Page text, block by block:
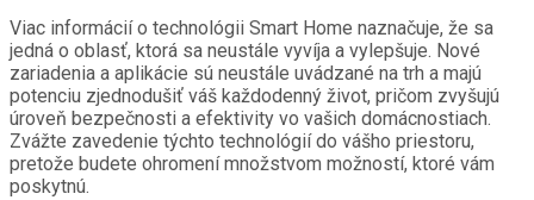
Viac informácií o technológii Smart Home naznačuje, že sa
jedná o oblasť, ktorá sa neustále vyvíja a vylepšuje. Nové
zariadenia a aplikácie sú neustále uvádzané na trh a majú
potenciu zjednodušiť váš každodenný život, pričom zvyšujú
úroveň bezpečnosti a efektivity vo vašich domácnostiach.
Zvážte zavedenie týchto technológií do vášho priestoru,
pretože budete ohromení množstvom možností, ktoré vám
poskytnú.